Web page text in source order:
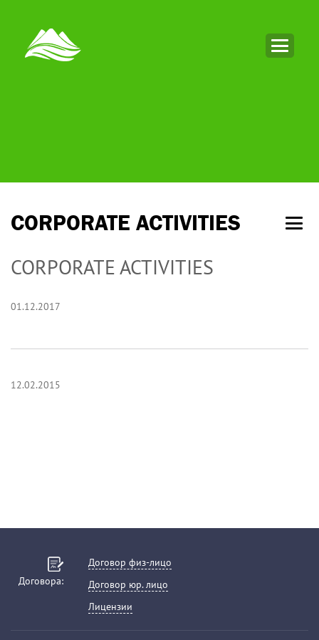
CORPORATE ACTIVITIES
CORPORATE ACTIVITIES
01.12.2017
12.02.2015
Договора:
Договор физ-лицо
Договор юр. лицо
Лицензии